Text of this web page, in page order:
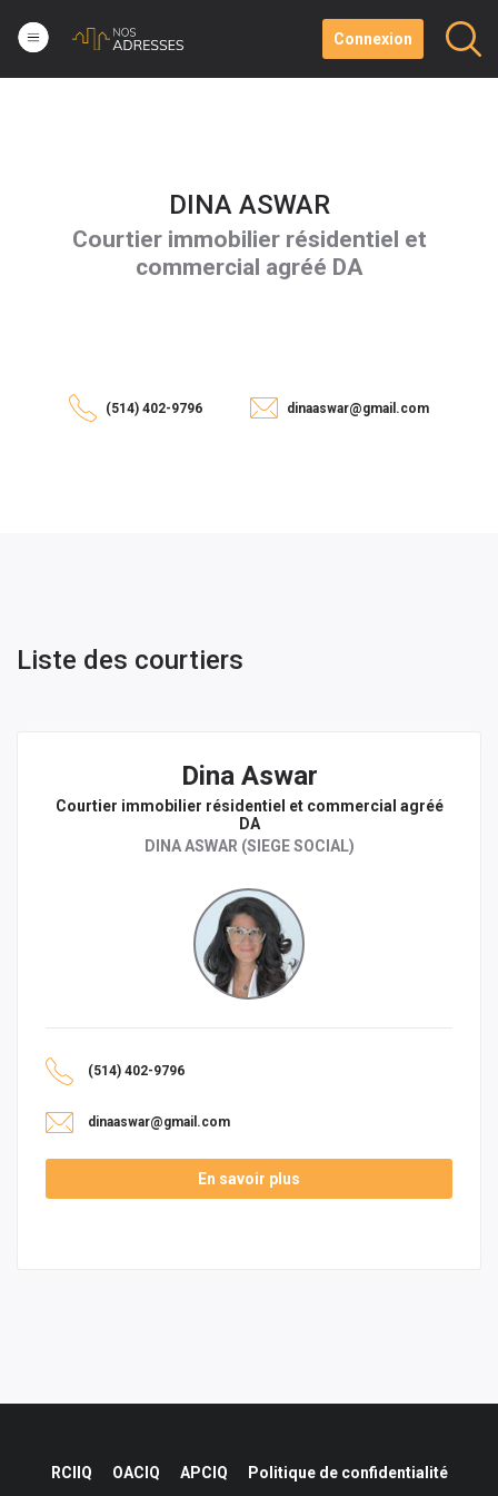
Connexion
DINA ASWAR
Courtier immobilier résidentiel et
commercial agréé DA
(514) 402-9796 dinaaswar@gmail.com
Liste des courtiers
Dina Aswar
Courtier immobilier résidentiel et commercial agréé
DA
DINA ASWAR (SIEGE SOCIAL)
(514) 402-9796
dinaaswar@gmail.com
En savoir plus
RCIIQ OACIQ APCIQ Politique de confidentialité